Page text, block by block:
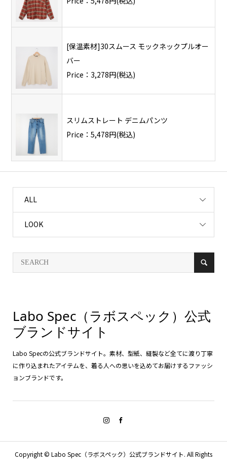
[保温素材]30スムース モックネックプルオー
バー
Price：3,278円(税込)
スリムストレート デニムパンツ
Price：5,478円(税込)
ALL
LOOK
Labo Spec（ラボスペック）公式
ブランドサイト
Labo Specの公式ブランドサイト。素材、型紙、縫製など全てに渡り丁寧
に作り込まれたアイテムを、着る人への思いを込めてお届けするファッシ
ョンブランドです。
Copyright © Labo Spec（ラボスペック）公式ブランドサイト. All Rights